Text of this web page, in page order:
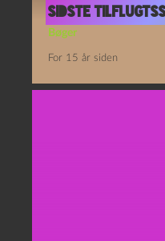
sidste
Bøger
For 15 år siden